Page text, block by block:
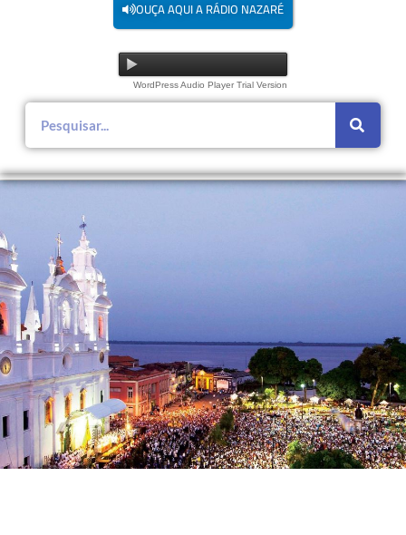
OUÇA AQUI A RÁDIO NAZARÉ
WordPress Audio Player Trial Version